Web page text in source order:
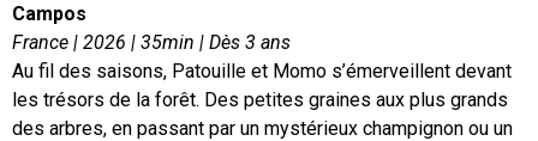
Campos
France | 2026 | 35min | Dès 3 ans
Au fil des saisons, Patouille et Momo s’émerveillent devant
les trésors de la forêt. Des petites graines aux plus grands
des arbres, en passant par un mystérieux champignon ou un